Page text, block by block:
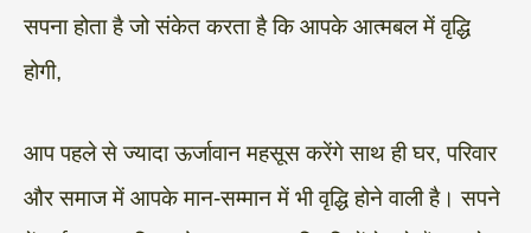
सपना होता है जो संकेत करता है कि आपके आत्मबल में वृद्धि
होगी,
आप पहले से ज्यादा ऊर्जावान महसूस करेंगे साथ ही घर, परिवार
और समाज में आपके मान-सम्मान में भी वृद्धि होने वाली है। सपने